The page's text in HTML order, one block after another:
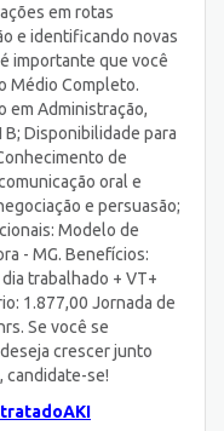
em rotas
e identificando novas
importante que você
Médio Completo.
em Administração,
B; Disponibilidade para
de
oral e
e persuasão;
Modelo de
- MG. Benefícios:
trabalhado + VT+
1.877,00 Jornada de
Se você se
crescer junto
candidate-se!